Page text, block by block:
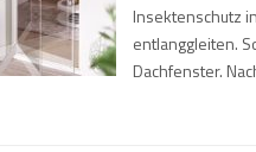
Insektenschutz
entlanggleiten.
Dachfenster.